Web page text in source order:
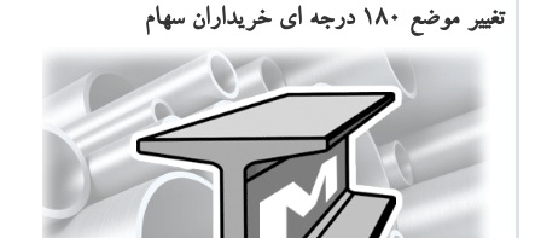
تغییر موضع ۱۸۰ درجه ای خریداران سهام